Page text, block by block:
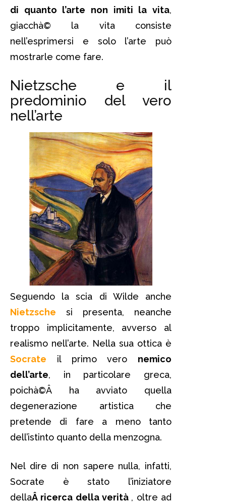
di quanto l’arte non imiti la vita,
giacchà© la vita consiste
nell’esprimersi e solo l’arte può
mostrarle come fare.
Nietzsche e il
predominio del vero
nell’arte
Seguendo la scia di Wilde anche
Nietzsche si presenta, neanche
troppo implicitamente, avverso al
realismo nell’arte. Nella sua ottica è
Socrate il primo vero nemico
dell’arte, in particolare greca,
poichà©Â ha avviato quella
degenerazione artistica che
pretende di fare a meno tanto
dell’istinto quanto della menzogna.
Nel dire di non sapere nulla, infatti,
Socrate è stato l’iniziatore
dellaÂ ricerca della verità , oltre ad